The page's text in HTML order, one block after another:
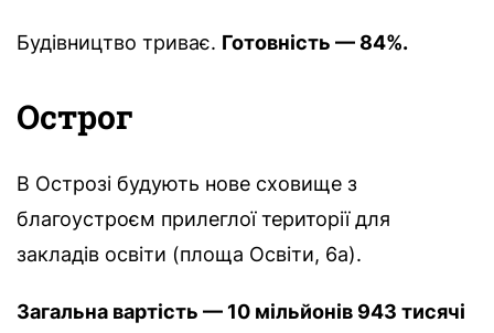
Будівництво триває. Готовність — 84%.
Острог
В Острозі будують нове сховище з
благоустроєм прилеглої території для
закладів освіти (площа Освіти, 6а).
Загальна вартість — 10 мільйонів 943 тисячі